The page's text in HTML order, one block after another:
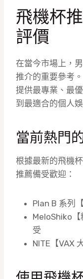
飛機杯
評價
在當今市場上，
推介的重要參考
提供最專業、最
到最適合的個人
當前熱門
根據最新的飛機
推薦備受歡迎：
Plan B 系列
MeloShiko
受
NITE【VAX